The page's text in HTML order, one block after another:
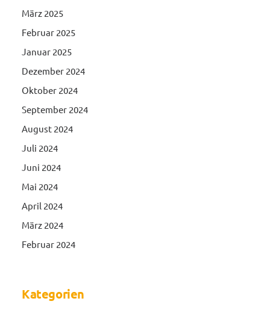
März 2025
Februar 2025
Januar 2025
Dezember 2024
Oktober 2024
September 2024
August 2024
Juli 2024
Juni 2024
Mai 2024
April 2024
März 2024
Februar 2024
Kategorien